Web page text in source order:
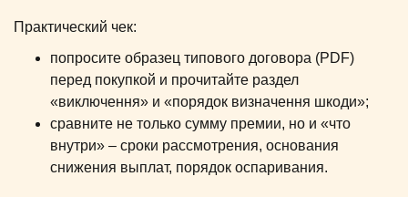
Практический чек:
попросите образец типового договора (PDF)
перед покупкой и прочитайте раздел
«виключення» и «порядок визначення шкоди»;
сравните не только сумму премии, но и «что
внутри» – сроки рассмотрения, основания
снижения выплат, порядок оспаривания.